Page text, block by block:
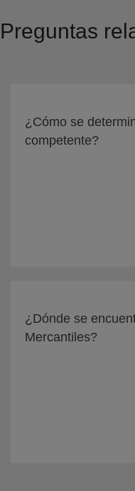
Preguntas
¿Cómo se
competente?
¿Dónde se
Mercantiles?